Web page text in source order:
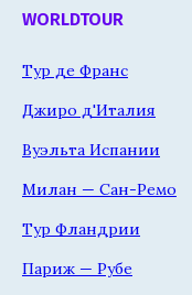
WORLDTOUR
Тур де Франс
Джиро д'Италия
Вуэльта Испании
Милан — Сан-Ремо
Тур Фландрии
Париж — Рубе